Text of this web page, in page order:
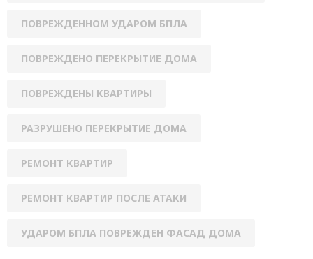
ПОВРЕЖДЕННОМ УДАРОМ БПЛА
ПОВРЕЖДЕНО ПЕРЕКРЫТИЕ ДОМА
ПОВРЕЖДЕНЫ КВАРТИРЫ
РАЗРУШЕНО ПЕРЕКРЫТИЕ ДОМА
РЕМОНТ КВАРТИР
РЕМОНТ КВАРТИР ПОСЛЕ АТАКИ
УДАРОМ БПЛА ПОВРЕЖДЕН ФАСАД ДОМА